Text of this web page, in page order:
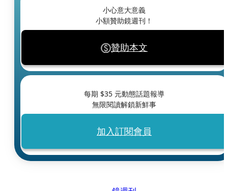
小心意大意義
小額贊助鏡週刊！
贊助本文
每期 $35 元動態話題報導
無限閱讀解鎖新鮮事
加入訂閱會員